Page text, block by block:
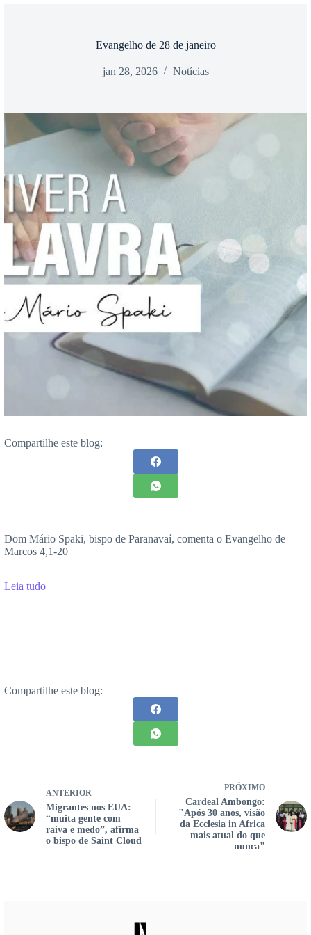
Evangelho de 28 de janeiro
jan 28, 2026 Notícias
Compartilhe este blog:
Dom Mário Spaki, bispo de Paranavaí, comenta o Evangelho de
Marcos 4,1-20
Leia tudo
Compartilhe este blog:
ANTERIOR
Migrantes nos EUA:
“muita gente com
raiva e medo”, afirma
o bispo de Saint Cloud
PRÓXIMO
Cardeal Ambongo:
"Após 30 anos, visão
da Ecclesia in Africa
mais atual do que
nunca"